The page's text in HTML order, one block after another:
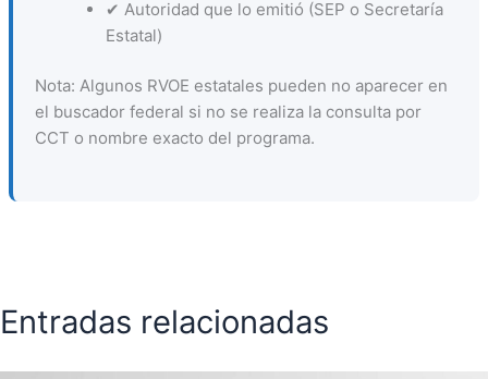
✔ Autoridad que lo emitió (SEP o Secretaría
Estatal)
Nota: Algunos RVOE estatales pueden no aparecer en
el buscador federal si no se realiza la consulta por
CCT o nombre exacto del programa.
Entradas relacionadas